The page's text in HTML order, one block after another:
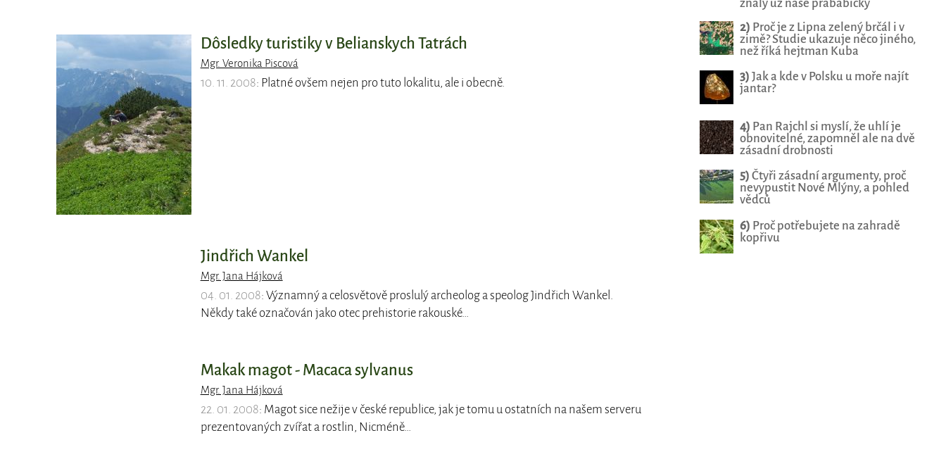
Dôsledky turistiky v Belianskych Tatrách
Mgr. Veronika Piscová
10. 11. 2008: Platné ovšem nejen pro tuto lokalitu, ale i obecně.
Jindřich Wankel
Mgr. Jana Hájková
04. 01. 2008: Významný a celosvětově proslulý archeolog a speolog Jindřich Wankel.
Někdy také označován jako otec prehistorie rakouské…
Makak magot - Macaca sylvanus
Mgr. Jana Hájková
22. 01. 2008: Magot sice nežije v české republice, jak je tomu u ostatních na našem serveru
prezentovaných zvířat a rostlin, Nicméně…
znaly už naše prababičky
2) Proč je z Lipna zelený brčál i v
zimě? Studie ukazuje něco jiného,
než říká hejtman Kuba
3) Jak a kde v Polsku u moře najít
jantar?
4) Pan Rajchl si myslí, že uhlí je
obnovitelné, zapomněl ale na dvě
zásadní drobnosti
5) Čtyři zásadní argumenty, proč
nevypustit Nové Mlýny, a pohled
vědců
6) Proč potřebujete na zahradě
kopřivu